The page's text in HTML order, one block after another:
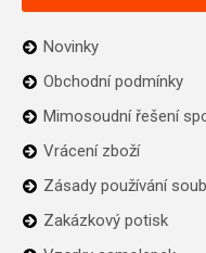
Novinky
Obchodní podmínky
Mimosoudní řešení
Vrácení zboží
Zásady používání
Zakázkový potisk